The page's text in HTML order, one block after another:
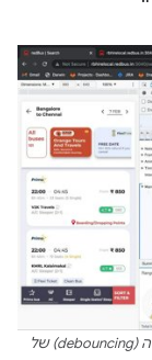
לפני: אירועי הטיפול בגלילה מופעלים בלי ביטול החזרה (debouncing) של